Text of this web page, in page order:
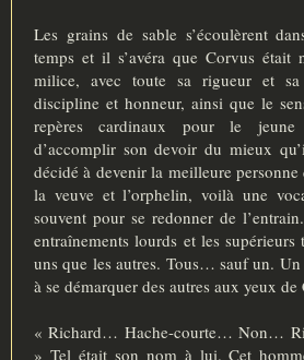
Les grains de sable s’écoulèrent
temps et il s’avéra que Corvus était
milice, avec toute sa rigueur et
discipline et honneur, ainsi que le
repères cardinaux pour le
d’accomplir son devoir du mieux
décidé à devenir la meilleure
la veuve et l’orphelin, voilà une
souvent pour se redonner de
entraînements lourds et les supérieurs
uns que les autres. Tous… sauf un.
à se démarquer des autres aux yeux de
« Richard… Hache-courte… Non…
» Tel était son nom à lui. Cet